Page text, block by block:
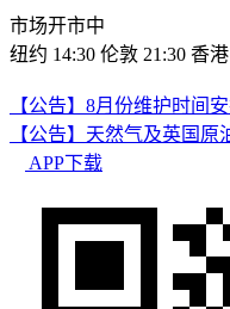
市场开市中
纽约 14:30 伦敦 21:30 香
【公告】8月份维护时间
【公告】天然气及英国原
APP下载